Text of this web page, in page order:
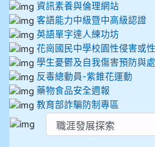
資訊素養與倫理網站
客語能力中級暨中高級認證
英語單字達人練功坊
花崗國民中學校園性侵害或
學生憂鬱及自我傷害預防與
反毒總動員-紫錐花運動
藥物食品安全週報
教育部詐騙防制專區